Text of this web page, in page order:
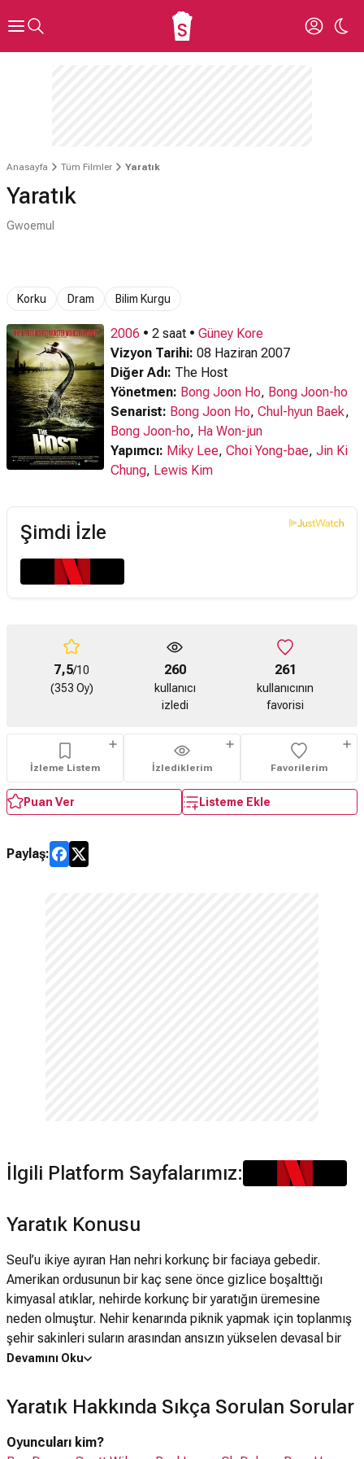
Anasayfa Tüm Filmler Yaratık
Yaratık
Gwoemul
Korku Dram Bilim Kurgu
2006 • 2 saat • Güney Kore
Vizyon Tarihi: 08 Haziran 2007
Diğer Adı: The Host
Yönetmen: Bong Joon Ho, Bong Joon-ho
Senarist: Bong Joon Ho, Chul-hyun Baek,
Bong Joon-ho, Ha Won-jun
Yapımcı: Miky Lee, Choi Yong-bae, Jin Ki
Chung, Lewis Kim
Şimdi İzle
7,5/10
(353 Oy)
260
kullanıcı
izledi
261
kullanıcının
favorisi
İzleme Listem İzlediklerim Favorilerim
Puan Ver Listeme Ekle
Paylaş:
İlgili Platform Sayfalarımız:
Yaratık Konusu
Seul’u ikiye ayıran Han nehri korkunç bir faciaya gebedir.
Amerikan ordusunun bir kaç sene önce gizlice boşalttığı
kimyasal atıklar, nehirde korkunç bir yaratığın üremesine
neden olmuştur. Nehir kenarında piknik yapmak için toplanmış
şehir sakinleri suların arasından ansızın yükselen devasal bir
yaratık görürler. Bir kaç saniye içinde ortalığı savaş alanına
yüzlerce ölü bırakır. Ancak yaratık ile ilgili korkunç gerçek
ancak bir kaç gün sonra farkedilir. Hükümet yaratığın insanlara
korkunç bir virüs bulaştırdığından şüphelenmektedir.
Devamını Oku
Yaratık Hakkında Sıkça Sorulan Sorular
Oyuncuları kim?